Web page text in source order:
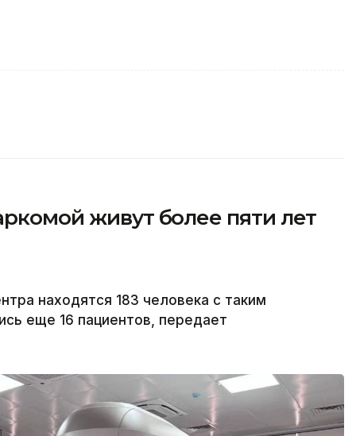
живут более пяти лет
находятся 183 человека с таким
еще 16 пациентов, передает